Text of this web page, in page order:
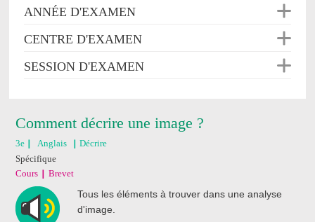
ANNÉE D'EXAMEN
CENTRE D'EXAMEN
SESSION D'EXAMEN
Comment décrire une image ?
3e Anglais
Décrire
Spécifique
Cours
Brevet
Tous les éléments à trouver dans une analyse
d'image.